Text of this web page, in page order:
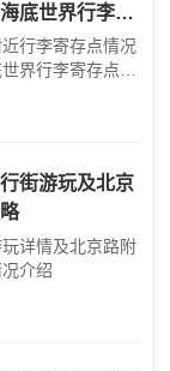
底世界行李寄
行李寄存点情况
界行李寄存点收
街游玩及北京
详情及北京路附
介绍